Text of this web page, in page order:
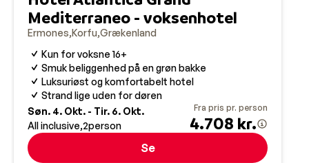
Mediterraneo - voksenhotel
Ermones Korfu Grækenland
Kun for voksne 16+
Smuk beliggenhed på en grøn bakke
Luksuriøst og komfortabelt hotel
Strand lige uden for døren
Søn. 4. Okt. - Tir. 6. Okt.
All inclusive 2person
Fra pris pr. person
4.708 kr.
Se